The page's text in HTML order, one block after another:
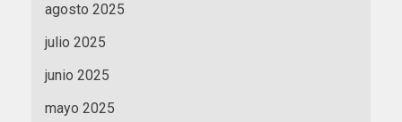
agosto 2025
julio 2025
junio 2025
mayo 2025